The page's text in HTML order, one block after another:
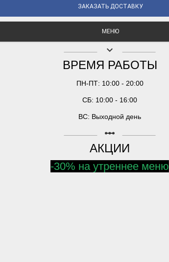
ЗАКАЗАТЬ ДОСТАВКУ
МЕНЮ
keyboard_arrow_down
ВРЕМЯ РАБОТЫ
ПН-ПТ: 10:00 - 20:00
СБ: 10:00 - 16:00
ВС: Выходной день
linear_scale
АКЦИИ
-30% на утреннее меню